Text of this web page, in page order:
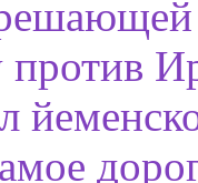
против